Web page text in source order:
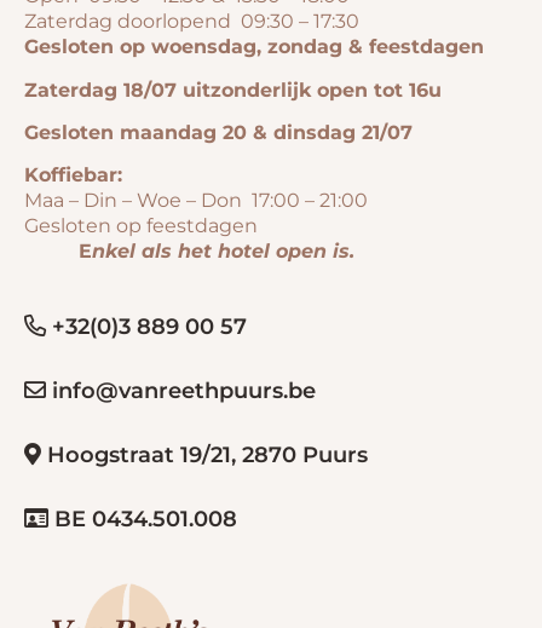
Zaterdag doorlopend 09:30 – 17:30
Gesloten op woensdag, zondag & feestdagen
Zaterdag 18/07 uitzonderlijk open tot 16u
Gesloten maandag 20 & dinsdag 21/07
Koffiebar:
Maa – Din – Woe – Don 17:00 – 21:00
Gesloten op feestdagen
Enkel als het hotel open is.
+32(0)3 889 00 57
info@vanreethpuurs.be
Hoogstraat 19/21, 2870 Puurs
BE 0434.501.008